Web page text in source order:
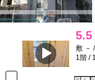
5.5
敷 －
1階 /